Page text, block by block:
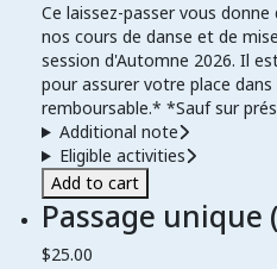
Ce laissez-passer vous
nos cours de danse et de
session d'Automne 2026. Il
pour assurer votre place
remboursable.* *Sauf sur
Additional note
Eligible activities
Add to cart
Passage unique
$25.00